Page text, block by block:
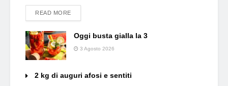
READ MOREDETAILS
Oggi busta gialla la 3
3 Agosto 2026
2 kg di auguri afosi e sentiti